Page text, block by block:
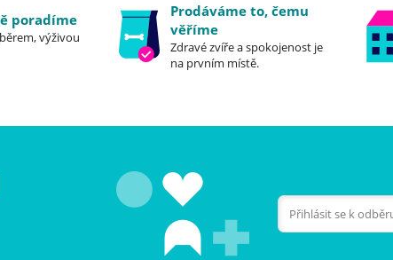
poradíme
výživou
Prodáváme to, čemu
věříme
Zdravé zvíře a spokojenost je
na prvním místě.